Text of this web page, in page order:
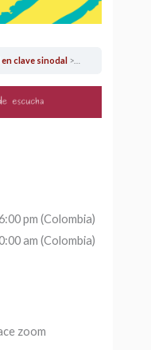
clave sinodal
pm (Colombia)
am (Colombia)
zoom